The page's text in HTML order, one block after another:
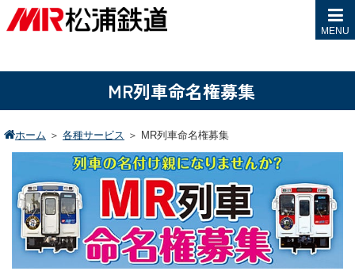
MENU
MR列車命名権募集
ホーム ＞ 各種サービス ＞ MR列車命名権募集